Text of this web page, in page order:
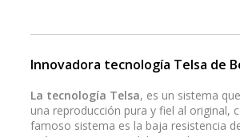
Innovadora tecnología Telsa de
La tecnología Telsa, es un sistema
una reproducción pura y fiel al original,
famoso sistema es la baja resistencia